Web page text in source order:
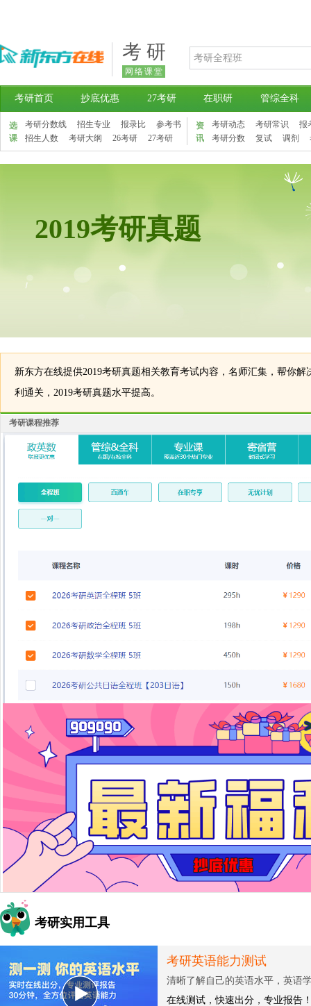
考 研
网络课堂
考研首页 抄底优惠 27考研 在职研 管综全科
选
课
考研分数线 招生专业 报录比
参考书
招生人数
考研大纲 26考研 27考研
资
讯
考研动态 考研常识
报
考研分数
复试 调剂
2019考研真题
新东方在线提供2019考研真题相关教育考试内容，名师汇集，帮你解
利通关，2019考研真题水平提高。
考研课程推荐
考研实用工具
考研公开课小程序
集锦名师大咖，考试精讲，免费
0元在线免费听，好课不容错过！